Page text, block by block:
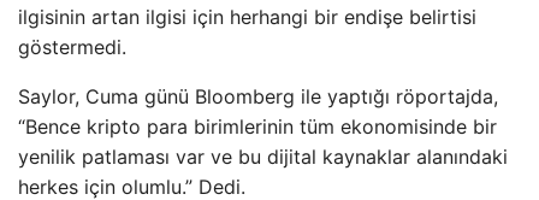
ilgisinin artan ilgisi için herhangi bir endişe belirtisi
göstermedi.
Saylor, Cuma günü Bloomberg ile yaptığı röportajda,
“Bence kripto para birimlerinin tüm ekonomisinde bir
yenilik patlaması var ve bu dijital kaynaklar alanındaki
herkes için olumlu.” Dedi.